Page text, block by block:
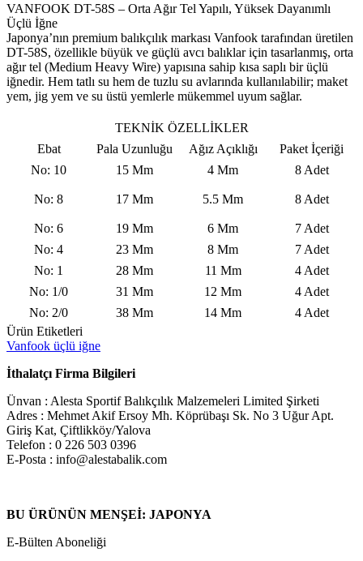
VANFOOK DT-58S – Orta Ağır Tel Yapılı, Yüksek Dayanımlı
Üçlü İğne
Japonya’nın premium balıkçılık markası Vanfook tarafından üretilen
DT-58S, özellikle büyük ve güçlü avcı balıklar için tasarlanmış, orta
ağır tel (Medium Heavy Wire) yapısına sahip kısa saplı bir üçlü
iğnedir. Hem tatlı su hem de tuzlu su avlarında kullanılabilir; maket
yem, jig yem ve su üstü yemlerle mükemmel uyum sağlar.
TEKNİK ÖZELLİKLER
Ebat
Pala Uzunluğu Ağız Açıklığı
Paket İçeriği
No: 10
15 Mm 4 Mm 8 Adet
No: 8 17 Mm 5.5 Mm 8 Adet
No: 6 19 Mm 6 Mm
7 Adet
No: 4
23 Mm 8 Mm
7 Adet
No: 1
28 Mm 11 Mm
4 Adet
No: 1/0
31 Mm 12 Mm
4 Adet
No: 2/0
38 Mm 14 Mm
4 Adet
Ürün Etiketleri
Vanfook üçlü iğne
İthalatçı Firma Bilgileri
Ünvan : Alesta Sportif Balıkçılık Malzemeleri Limited Şirketi
Adres : Mehmet Akif Ersoy Mh. Köprübaşı Sk. No 3 Uğur Apt.
Giriş Kat, Çiftlikköy/Yalova
Telefon : 0 226 503 0396
E-Posta : info@alestabalik.com
BU ÜRÜNÜN MENŞEİ: JAPONYA
E-Bülten Aboneliği